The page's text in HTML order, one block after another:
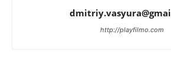
http://playfilmo.com